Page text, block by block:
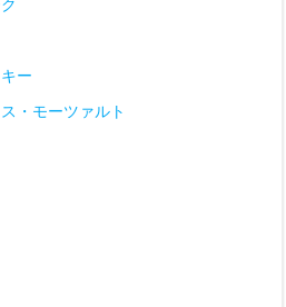
ー
・モーツァルト